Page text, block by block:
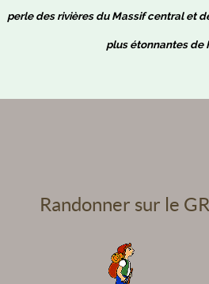
perle des rivières du Massif central et
plus étonnantes de
Randonner sur le